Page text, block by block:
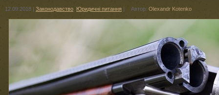
12.09.2018 | Законодавство Юридичні питання | Автор: Olexandr Kotenko